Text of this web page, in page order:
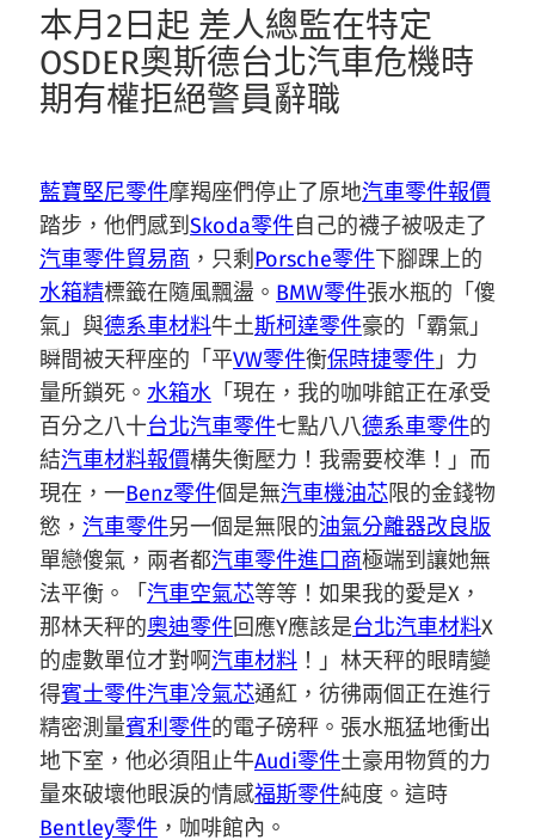
本月2日起 差人總監在特定
OSDER奧斯德台北汽車危機時
期有權拒絕警員辭職
藍寶堅尼零件摩羯座們停止了原地汽車零件報價
踏步，他們感到 Skoda零件自己的襪子被吸走了
汽車零件貿易商 ，只剩 Porsche零件下腳踝上的
水箱精標籤在隨風飄盪。 BMW零件張水瓶的「傻
氣」與德系車材料牛土斯柯達零件豪的「霸氣」
瞬間被天秤座的「平VW零件衡保時捷零件 」力
量所鎖死。 水箱水 「現在，我的咖啡館正在承受
百分之八十台北汽車零件七點八八德系車零件的
結汽車材料報價構失衡壓力！我需要校準！」而
現在，一Benz零件個是無汽車機油芯限的金錢物
慾， 汽車零件另一個是無限的油氣分離器改良版
單戀傻氣，兩者都汽車零件進口商極端到讓她無
法平衡。「 汽車空氣芯等等！如果我的愛是X，
那林天秤的奧迪零件回應Y應該是台北汽車材料X
的虛數單位才對啊汽車材料 ！」林天秤的眼睛變
得賓士零件汽車冷氣芯通紅，彷彿兩個正在進行
精密測量賓利零件的電子磅秤。張水瓶猛地衝出
地下室，他必須阻止牛Audi零件土豪用物質的力
量來破壞他眼淚的情感福斯零件純度。這時
Bentley零件 ，咖啡館內。